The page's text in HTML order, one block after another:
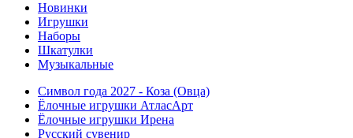
Новинки
Игрушки
Наборы
Шкатулки
Музыкальные
Символ года 2027 - Коза (Овца)
Ёлочные игрушки АтласАрт
Ёлочные игрушки Ирена
Русский сувенир